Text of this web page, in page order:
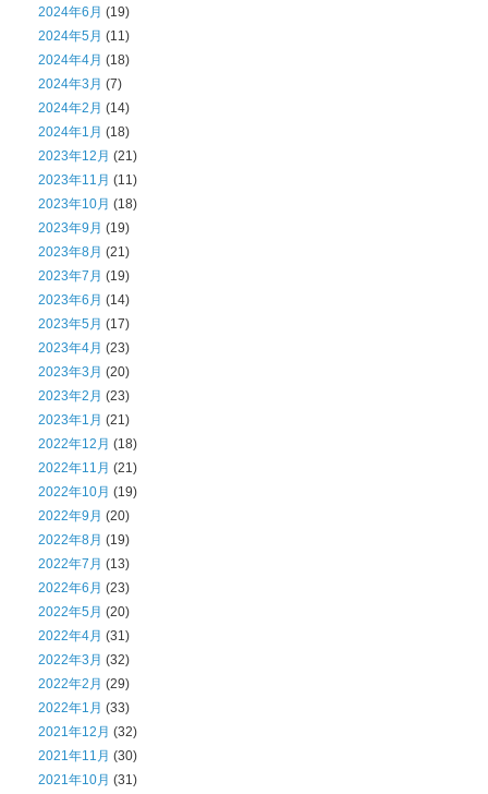
2024年6月 (19)
2024年5月 (11)
2024年4月 (18)
2024年3月 (7)
2024年2月 (14)
2024年1月 (18)
2023年12月 (21)
2023年11月 (11)
2023年10月 (18)
2023年9月 (19)
2023年8月 (21)
2023年7月 (19)
2023年6月 (14)
2023年5月 (17)
2023年4月 (23)
2023年3月 (20)
2023年2月 (23)
2023年1月 (21)
2022年12月 (18)
2022年11月 (21)
2022年10月 (19)
2022年9月 (20)
2022年8月 (19)
2022年7月 (13)
2022年6月 (23)
2022年5月 (20)
2022年4月 (31)
2022年3月 (32)
2022年2月 (29)
2022年1月 (33)
2021年12月 (32)
2021年11月 (30)
2021年10月 (31)